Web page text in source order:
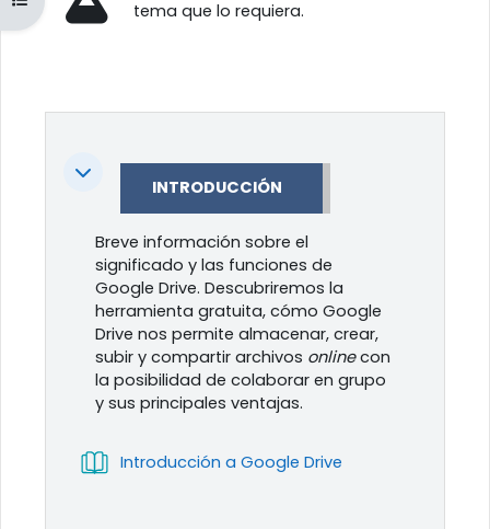
tema que lo requiera.
Colapsar INTRODUCCIÓN
Breve información sobre el
significado y las funciones de
Google Drive. Descubriremos la
herramienta gratuita, cómo Google
Drive nos permite almacenar, crear,
subir y compartir archivos onlinecon
la posibilidad de colaborar en grupo
y sus principales ventajas.
Introducción a Google Drive